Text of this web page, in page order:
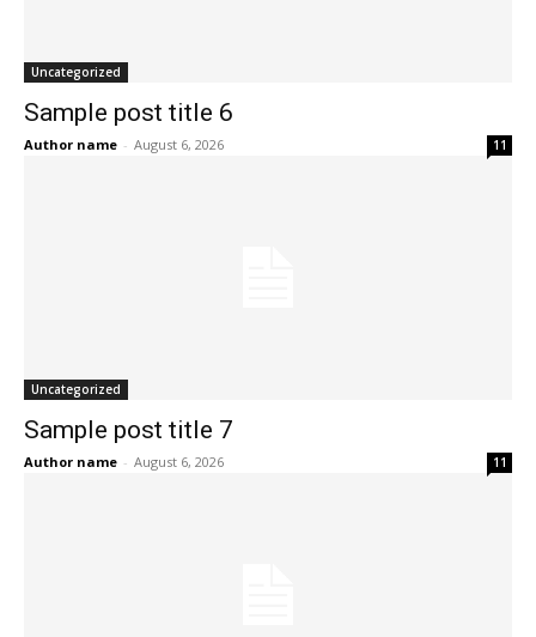
Uncategorized
Sample post title 6
Author name - August 6, 2026 11
Uncategorized
Sample post title 7
Author name - August 6, 2026 11